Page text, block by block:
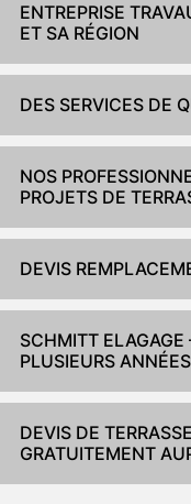
ENTREPRISE
ET SA RÉGION
DES SERVICES DE
NOS
PROJETS DE
DEVIS
SCHMITT ELAGAGE
PLUSIEURS ANNÉES
DEVIS DE
GRATUITEMENT